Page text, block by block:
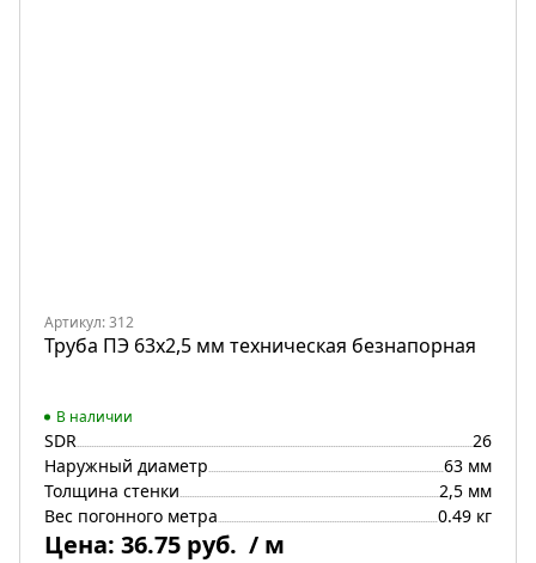
Артикул: 312
Труба ПЭ 63x2,5 мм техническая безнапорная
В наличии
SDR
26
Наружный диаметр
63 мм
Толщина стенки
2,5 мм
Вес погонного метра
0.49 кг
Цена: 36.75 руб. / м